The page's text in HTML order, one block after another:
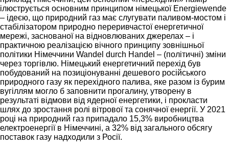
ілюструється основним принципом німецької Energiewende
– ідеєю, що природний газ має слугувати паливом-мостом і
стабілізатором природно переривчастої енергетичної
мережі, заснованої на відновлюваних джерелах – і
практичною реалізацією вічного принципу зовнішньої
політики Німеччини Wandel durch Handel – (політичні) зміни
через торгівлю. Німецький енергетичний перехід був
побудований на позиціонуванні дешевого російського
природного газу як перехідного палива, яке разом із бурим
вугіллям могло б заповнити прогалину, утворену в
результаті відмови від ядерної енергетики, і прокласти
шлях до зростання ролі вітрової та сонячної енергії. У 2021
році на природний газ припадало 15,3% виробництва
електроенергії в Німеччині, а 32% від загального обсягу
поставок газу надходили з Росії.